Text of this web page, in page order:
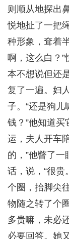
则顺从地探出
悦地扯了一把
种形象，耷着
啊，这么白？
本不想说但还
复了一遍。妇
子。“还是狗儿
钱？”他知道
运，夫人开车
的，”他瞥了
话，说，“很贵
个圈，抬脚尖
物随之转了个
多贵嘛，未必
必要回答。她